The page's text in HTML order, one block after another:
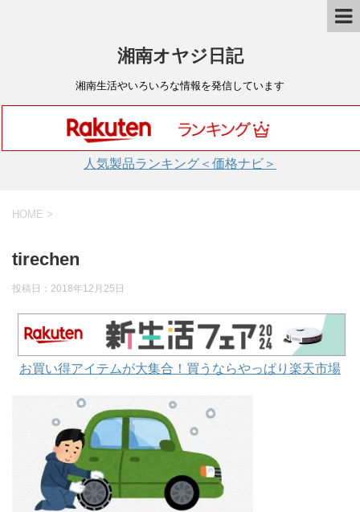
湘南オヤジ日記
湘南生活やいろいろな情報を発信しています
人気製品ランキング＜価格ナビ＞
HOME >
tirechen
投稿日： 2018年12月25日
お買い得アイテムが大集合！買うならやっぱり楽天市場